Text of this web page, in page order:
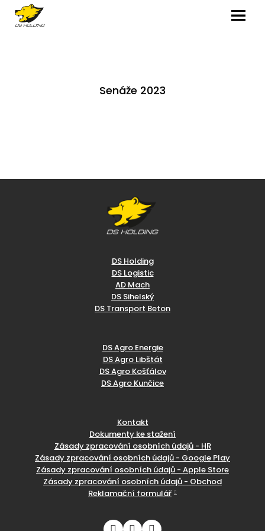
MENU
Senáže 2023
DS Holding
DS Logistic
AD Mach
DS Sihelský
DS Transport Beton
DS Agro Energie
DS Agro Libštát
DS Agro Košťálov
DS Agro Kunčice
Kontakt
Dokumenty ke stažení
Zásady zpracování osobních údajů - HR
Zásady zpracování osobních údajů - Google Play
Zásady zpracování osobních údajů - Apple Store
Zásady zpracování osobních údajů - Obchod
Reklamační formulář